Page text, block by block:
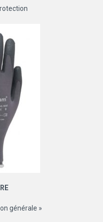
générale »